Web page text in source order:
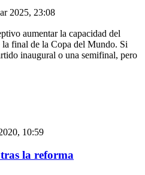
2025, 23:08
aumentar la capacidad del
la final de la Copa del Mundo. Si
inaugural o una semifinal, pero
10:59
la reforma